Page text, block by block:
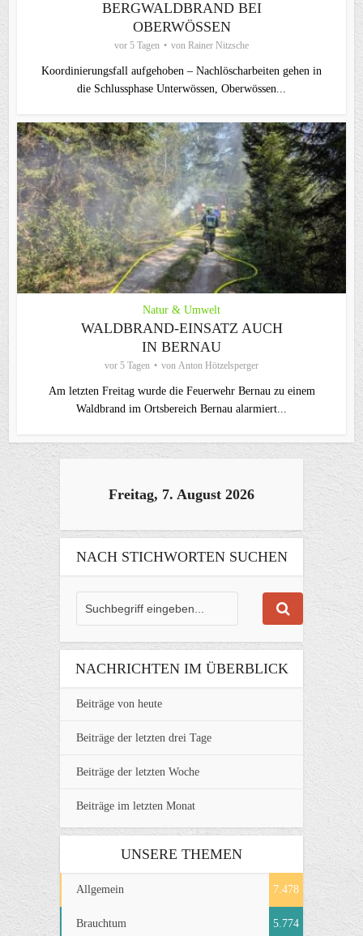
BERGWALDBRAND BEI
OBERWÖSSEN
vor 5 Tagen von Rainer Nitzsche
Koordinierungsfall aufgehoben – Nachlöscharbeiten gehen in
die Schlussphase Unterwössen, Oberwössen...
Natur & Umwelt
WALDBRAND-EINSATZ AUCH
IN BERNAU
vor 5 Tagen von Anton Hötzelsperger
Am letzten Freitag wurde die Feuerwehr Bernau zu einem
Waldbrand im Ortsbereich Bernau alarmiert...
Freitag, 7. August 2026
NACH STICHWORTEN SUCHEN
NACHRICHTEN IM ÜBERBLICK
Beiträge von heute
Beiträge der letzten drei Tage
Beiträge der letzten Woche
Beiträge im letzten Monat
UNSERE THEMEN
Allgemein 7.478
Brauchtum 5.774